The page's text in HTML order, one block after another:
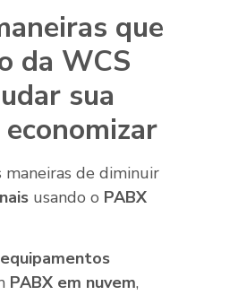
que
da WCS
sua
de diminuir
usando o PABX
PABX em nuvem,